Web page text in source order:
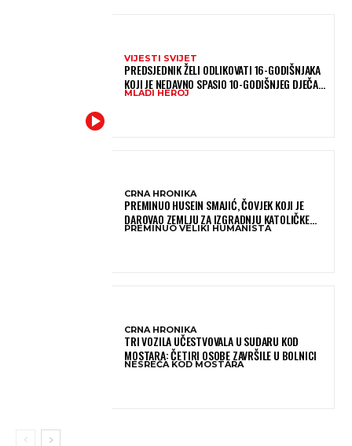
VIJESTI SVIJET
PREDSJEDNIK ŽELI ODLIKOVATI 16-GODIŠNJAKA
KOJI JE NEDAVNO SPASIO 10-GODIŠNJEG DJEČAKA
IZ SMRTONOSNIH VALOVA
MLADI HEROJ
CRNA HRONIKA
PREMINUO HUSEIN SMAJIĆ, ČOVJEK KOJI JE
DAROVAO ZEMLJU ZA IZGRADNJU KATOLIČKE
CRKVE U BUGOJNU
PREMINUO VELIKI HUMANISTA
CRNA HRONIKA
TRI VOZILA UČESTVOVALA U SUDARU KOD
MOSTARA: ČETIRI OSOBE ZAVRŠILE U BOLNICI
NESREĆA KOD MOSTARA